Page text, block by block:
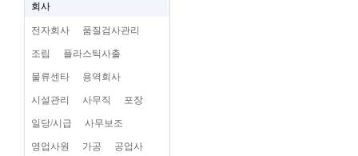
회사
전자회사 품질검사관리
조립 플라스틱사출
물류센타 용역회사
시설관리 사무직 포장
일당/시급 사무보조
영업사원 가공 공업사